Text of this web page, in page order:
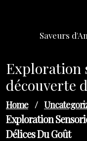
Saveurs
Exploration
découverte
Home /
Exploration
Délices Du Goût